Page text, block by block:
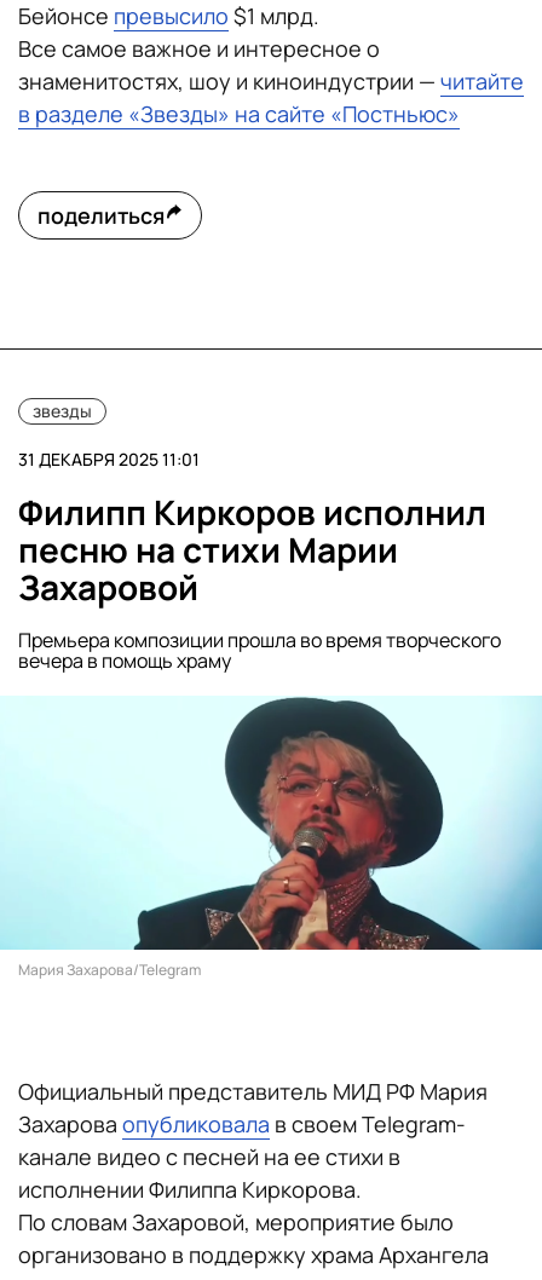
Бейонсе превысило $1 млрд.
Все самое важное и интересное о
знаменитостях, шоу и киноиндустрии — читайте
в разделе «Звезды» на сайте «Постньюс»
поделиться
звезды
31 ДЕКАБРЯ 2025 11:01
Филипп Киркоров исполнил
песню на стихи Марии
Захаровой
Премьера композиции прошла во время творческого
вечера в помощь храму
Мария Захарова/Telegram
Официальный представитель МИД РФ Мария
Захарова опубликовала в своем Telegram-
канале видео с песней на ее стихи в
исполнении Филиппа Киркорова.
По словам Захаровой, мероприятие было
организовано в поддержку храма Архангела